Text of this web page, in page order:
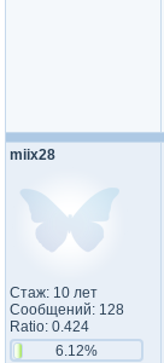
miix28
Стаж: 10 лет
Сообщений: 128
Ratio: 0.424
6.12%